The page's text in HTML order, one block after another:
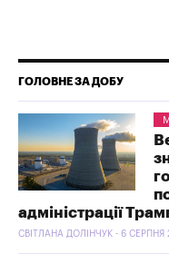
ГОЛОВНЕ ЗА ДОБУ
адміністрації
СВІТЛАНА ДОЛІНЧУК - 6 СЕРПНЯ